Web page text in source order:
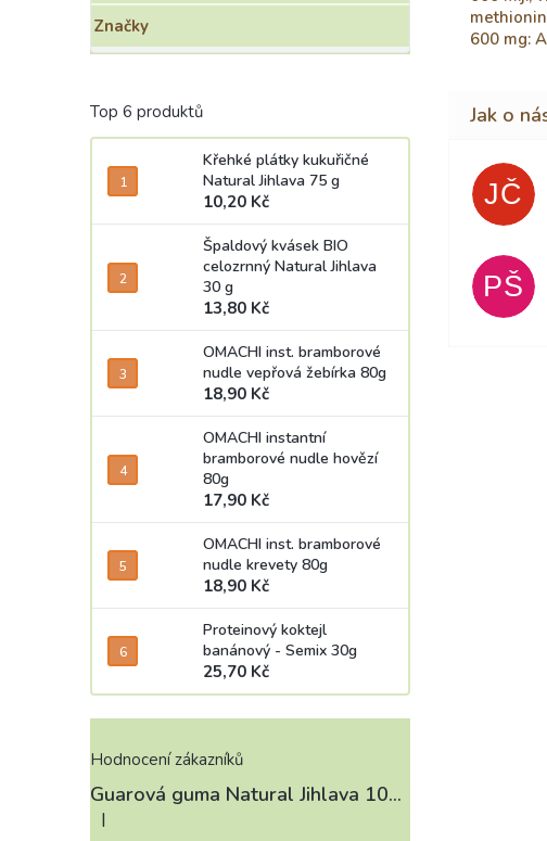
Značky
Top 6 produktů
Křehké plátky kukuřičné
Natural Jihlava 75 g
10,20 Kč
Špaldový kvásek BIO
celozrnný Natural Jihlava
30 g
13,80 Kč
OMACHI inst. bramborové
nudle vepřová žebírka 80g
18,90 Kč
OMACHI instantní
bramborové nudle hovězí
80g
17,90 Kč
OMACHI inst. bramborové
nudle krevety 80g
18,90 Kč
Proteinový koktejl
banánový - Semix 30g
25,70 Kč
Hodnocení zákazníků
Guarová guma Natural Jihlava 100 g
Hodnocení produktu je 4 z 5 hvězdiček.
|
600 mg:
JČ
PŠ